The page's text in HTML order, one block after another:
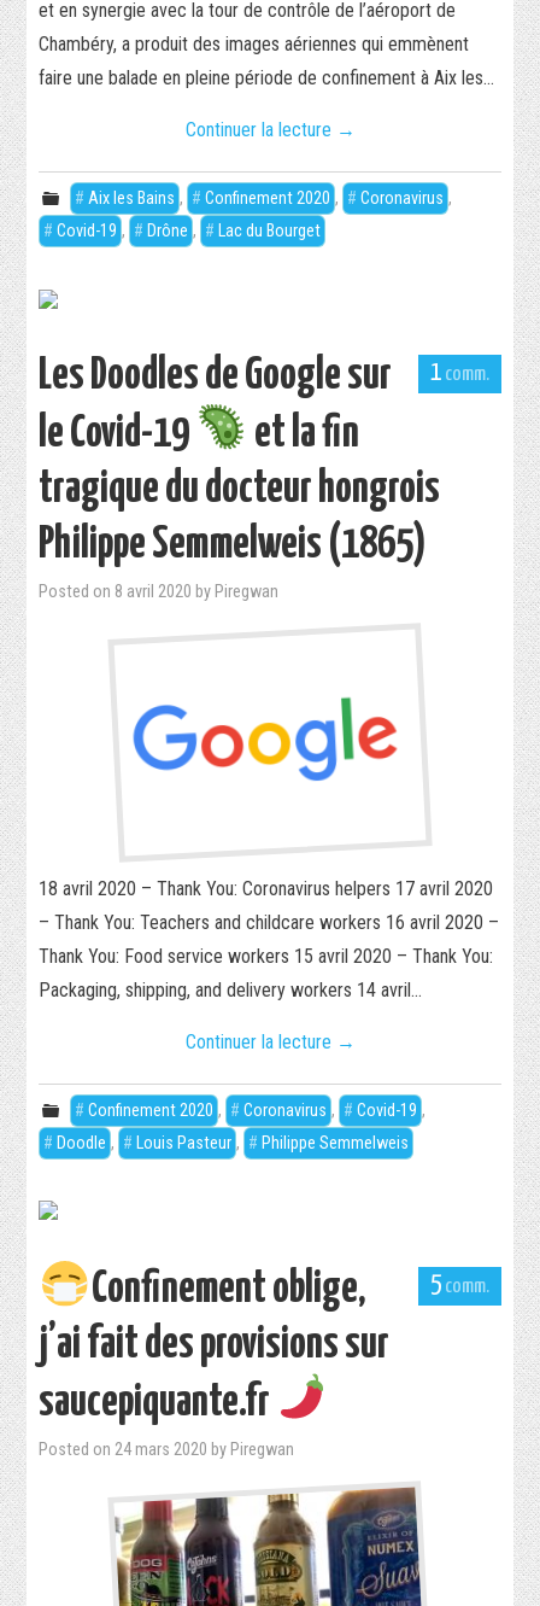
et en synergie avec la tour de contrôle de l’aéroport de
Chambéry, a produit des images aériennes qui emmènent
faire une balade en pleine période de confinement à Aix les…
Continuer la lecture →
Aix les Bains , Confinement 2020 , Coronavirus ,
Covid-19 , Drône , Lac du Bourget
1
Les Doodles de Google sur
le Covid-19
et la fin
tragique du docteur hongrois
Philippe Semmelweis (1865)
Posted on 8 avril 2020 by Piregwan
18 avril 2020 – Thank You: Coronavirus helpers 17 avril 2020
– Thank You: Teachers and childcare workers 16 avril 2020 –
Thank You: Food service workers 15 avril 2020 – Thank You:
Packaging, shipping, and delivery workers 14 avril…
Continuer la lecture →
Confinement 2020 , Coronavirus , Covid-19 ,
Doodle , Louis Pasteur , Philippe Semmelweis
5
Confinement oblige,
j’ai fait des provisions sur
saucepiquante.fr
Posted on 24 mars 2020 by Piregwan